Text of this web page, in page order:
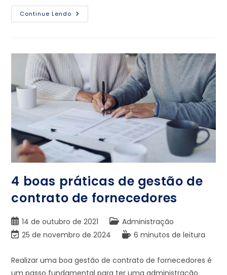
Continue Lendo
4 boas práticas de gestão de
contrato de fornecedores
14 de outubro de 2021
Administração
25 de novembro de 2024
6 minutos de leitura
Realizar uma boa gestão de contrato de fornecedores é